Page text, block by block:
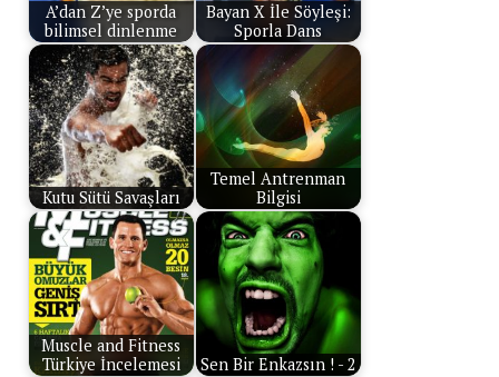
A’dan Z’ye sporda
bilimsel dinlenme
Bayan X İle Söyleşi:
Sporla Dans
Kutu Sütü Savaşları
Temel Antrenman
Bilgisi
Muscle and Fitness
Türkiye İncelemesi
Sen Bir Enkazsın ! - 2